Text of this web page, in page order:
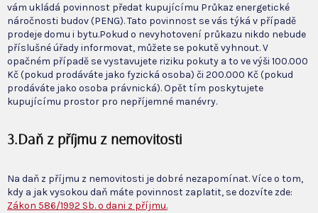
vám ukládá povinnost předat kupujícímu Průkaz energetické
náročnosti budov (PENG). Tato povinnost se vás týká v případě
prodeje domu i bytu.Pokud o nevyhotovení průkazu nikdo nebude
příslušné úřady informovat, můžete se pokutě vyhnout. V
opačném případě se vystavujete riziku pokuty a to ve výši 100.000
Kč (pokud prodáváte jako fyzická osoba) či 200.000 Kč (pokud
prodáváte jako osoba právnická). Opět tím poskytujete
kupujícímu prostor pro nepříjemné manévry.
3.Daň z příjmu z nemovitosti
Na daň z příjmu z nemovitosti je dobré nezapomínat. Více o tom,
kdy a jak vysokou daň máte povinnost zaplatit, se dozvíte zde:
Zákon 586/1992 Sb. o dani z příjmu.